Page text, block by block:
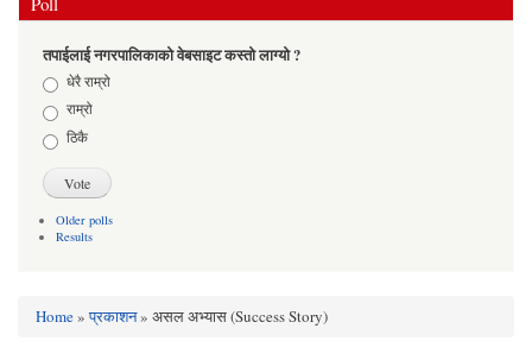
तपाईलाई नगरपालिकाको वेबसाइट कस्तो लाग्यो ?
Choicesधेरै राम्रो
राम्रो
ठिकै
Older polls
Results
You are here
Home»प्रकाशन» असल अभ्यास (Success Story)